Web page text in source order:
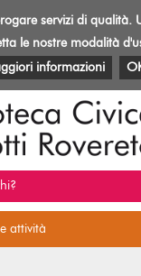
PATRIMONIO
attività
servizi di qualità.
le nostre modalità
informazioni